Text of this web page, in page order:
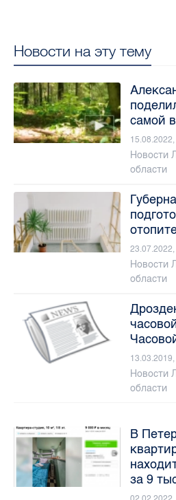
Новости на эту тему
самой
Новости
области
Новости
области
Новости
области
В
за 9